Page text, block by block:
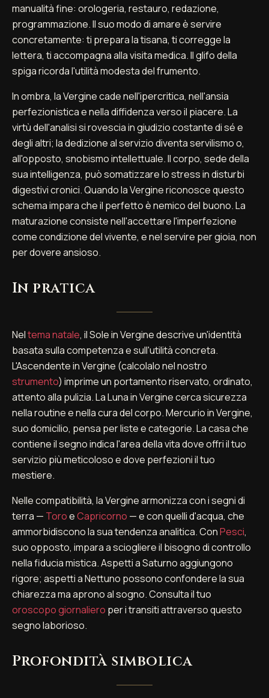
manualità fine: orologeria, restauro, redazione,
programmazione. Il suo modo di amare è servire
concretamente: ti prepara la tisana, ti corregge la
lettera, ti accompagna alla visita medica. Il glifo della
spiga ricorda l'utilità modesta del frumento.
In ombra, la Vergine cade nell'ipercritica, nell'ansia
perfezionistica e nella diffidenza verso il piacere. La
virtù dell'analisi si rovescia in giudizio costante di sé e
degli altri; la dedizione al servizio diventa servilismo o,
all'opposto, snobismo intellettuale. Il corpo, sede della
sua intelligenza, può somatizzare lo stress in disturbi
digestivi cronici. Quando la Vergine riconosce questo
schema impara che il perfetto è nemico del buono. La
maturazione consiste nell'accettare l'imperfezione
come condizione del vivente, e nel servire per gioia, non
per dovere ansioso.
In pratica
Neltema natale, il Sole in Vergine descrive un'identità
basata sulla competenza e sull'utilità concreta.
L'Ascendente in Vergine (calcolalo nel nostro
strumento) imprime un portamento riservato, ordinato,
attento alla pulizia. La Luna in Vergine cerca sicurezza
nella routine e nella cura del corpo. Mercurio in Vergine,
suo domicilio, pensa per liste e categorie. La casa che
contiene il segno indica l'area della vita dove offri il tuo
servizio più meticoloso e dove perfezioni il tuo
mestiere.
Nelle compatibilità, la Vergine armonizza con i segni di
terra — ToroeCapricorno — e con quelli d'acqua, che
ammorbidiscono la sua tendenza analitica. ConPesci,
suo opposto, impara a sciogliere il bisogno di controllo
nella fiducia mistica. Aspetti a Saturno aggiungono
rigore; aspetti a Nettuno possono confondere la sua
chiarezza ma aprono al sogno. Consulta il tuo
oroscopo giornaliero per i transiti attraverso questo
segno laborioso.
Profondità simbolica